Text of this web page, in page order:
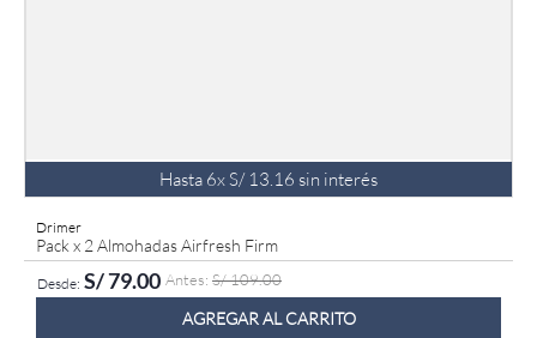
Hasta 6xS/ 13 16 sin interés
Drimer
Pack x 2 Almohadas Airfresh Firm
S/79.00 S/109.00
AGREGAR AL CARRITO